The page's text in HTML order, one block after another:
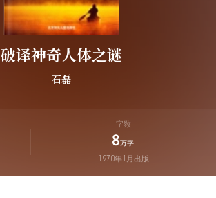
破译神奇人体之谜
石磊
字数
8万字
1970年1月出版